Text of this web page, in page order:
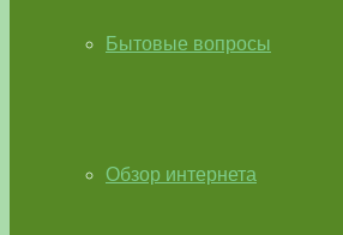
Бытовые вопросы
Обзор интернета